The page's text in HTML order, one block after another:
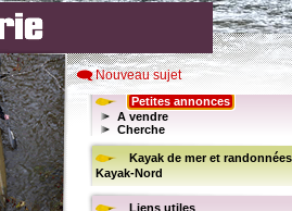
Nouveau sujet